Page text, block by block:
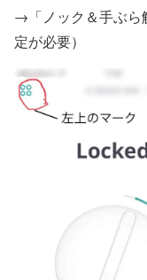
→「ノック＆手ぶら
定が必要）